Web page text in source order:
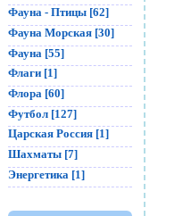
Фауна - Птицы [62]
Фауна Морская [30]
Фауна [55]
Флаги [1]
Флора [60]
Футбол [127]
Царская Россия [1]
Шахматы [7]
Энергетика [1]